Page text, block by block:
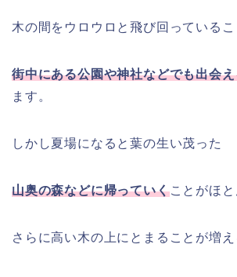
木の間をウロウロと飛び回っているこ
街中にある公園や神社などでも出会
ます。
しかし夏場になると葉の生い茂った
山奥の森などに帰っていくことがほと
さらに高い木の上にとまることが増え